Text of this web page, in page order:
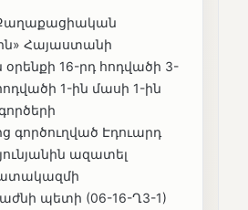
Հայաստանի
16-րդ հոդվածի 3-
1-ին մասի 1-ին
գործուղված Էդուարդ
ազատել
պետի (06-16-Ղ3-1)